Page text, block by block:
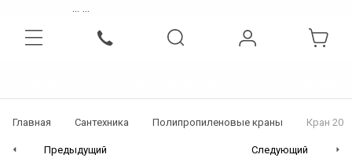
... ...
Главная Сантехника Полипропиленовые краны Кран 20
Предыдущий Следующий